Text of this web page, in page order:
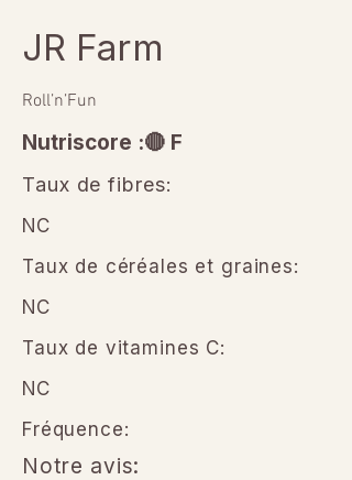
JR Farm
Roll’n’Fun
Nutriscore :🔴 F
Taux de fibres:
NC
Taux de céréales et graines:
NC
Taux de vitamines C:
NC
Fréquence:
Notre avis: